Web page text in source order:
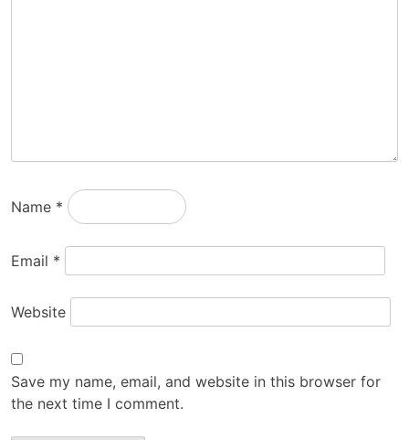
Name *
Email *
Website
Save my name, email, and website in this browser for
the next time I comment.